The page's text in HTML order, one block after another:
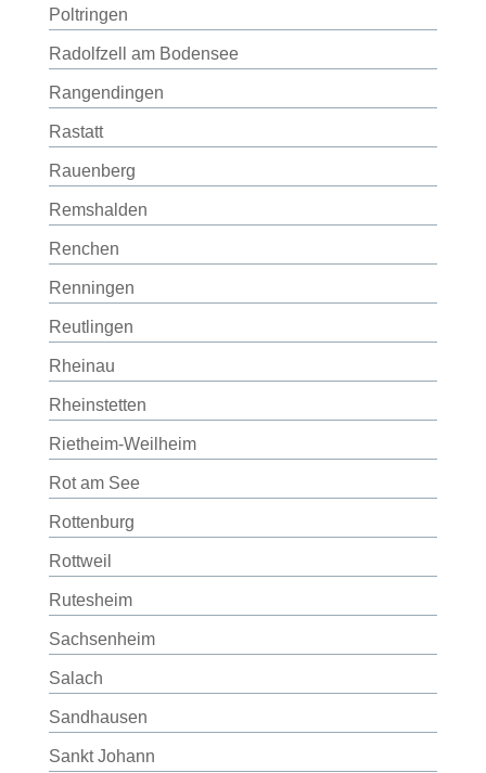
Poltringen
Radolfzell am Bodensee
Rangendingen
Rastatt
Rauenberg
Remshalden
Renchen
Renningen
Reutlingen
Rheinau
Rheinstetten
Rietheim-Weilheim
Rot am See
Rottenburg
Rottweil
Rutesheim
Sachsenheim
Salach
Sandhausen
Sankt Johann